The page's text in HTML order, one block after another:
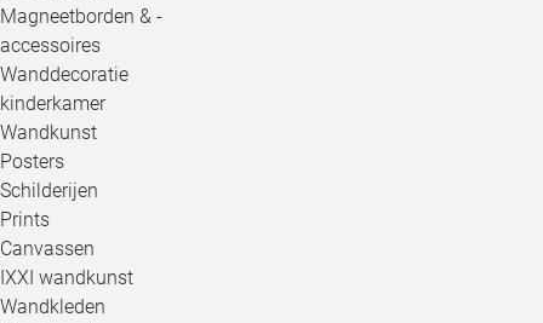
Magneetborden & -
accessoires
Wanddecoratie
kinderkamer
Wandkunst
Posters
Schilderijen
Prints
Canvassen
IXXI wandkunst
Wandkleden